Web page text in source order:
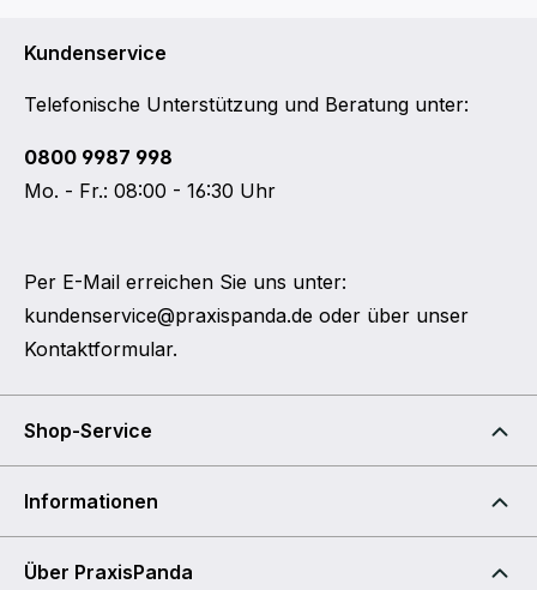
Kundenservice
Telefonische Unterstützung und Beratung unter:
0800 9987 998
Mo. - Fr.: 08:00 - 16:30 Uhr
Per E-Mail erreichen Sie uns unter:
kundenservice@praxispanda.de oder über unser
Kontaktformular.
Shop-Service
Informationen
Über PraxisPanda